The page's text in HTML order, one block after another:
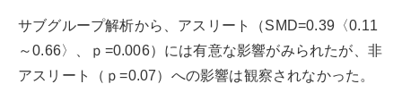
サブグループ解析から、アスリート（SMD=0.39〈0.11
～0.66〉、ｐ=0.006）には有意な影響がみられたが、非
アスリート（ｐ=0.07）への影響は観察されなかった。